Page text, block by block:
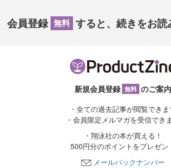
会員登録 無料 すると、続きをお
新規会員登録 無料 のご案内
・全ての過去記事が閲覧できま
・会員限定メルマガを受信でき
・翔泳社の本が買える！
500円分のポイントをプレゼン
メールバックナンバー